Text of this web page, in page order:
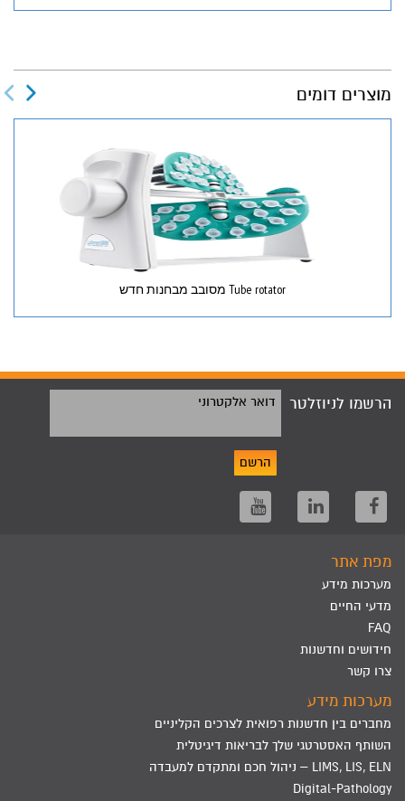
מוצרים דומים
Tube rotator מסובב מבחנות חדש
הרשמו לניוזלטר דואר אלקטרוני
הרשם
מפת אתר
מערכות מידע
מדעי החיים
FAQ
חידושים וחדשנות
צרו קשר
מערכות מידע
מחברים בין חדשנות רפואית לצרכים הקליניים
השותף האסטרטגי שלך לבריאות דיגיטלית
LIMS, LIS, ELN – ניהול חכם ומתקדם למעבדה
Digital-Pathology